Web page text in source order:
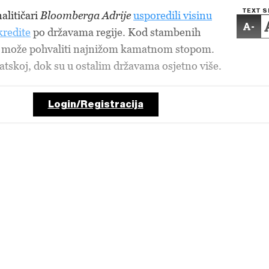
TEXT
-
Bloomberga Adrijeusporedili visinu
po državama regije. Kod stambenih
pohvaliti najnižom kamatnom stopom.
dok su u ostalim državama osjetno više.
Login/Registracija